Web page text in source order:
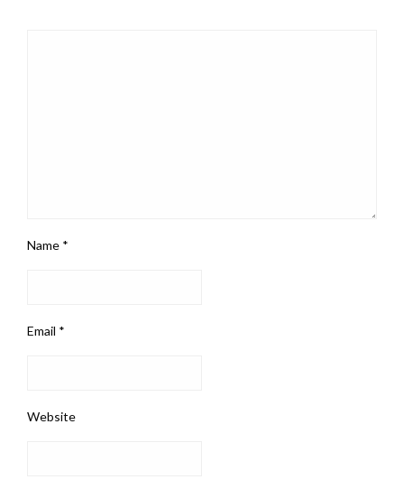
Name *
Email *
Website